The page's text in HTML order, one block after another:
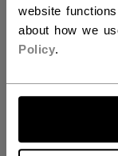
website
about how we
Policy.
Politique